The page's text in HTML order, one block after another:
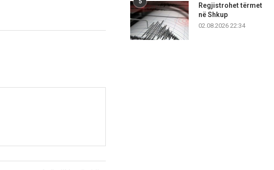
5
Regjistrohet tërmet
në Shkup
02.08.2026 22:34